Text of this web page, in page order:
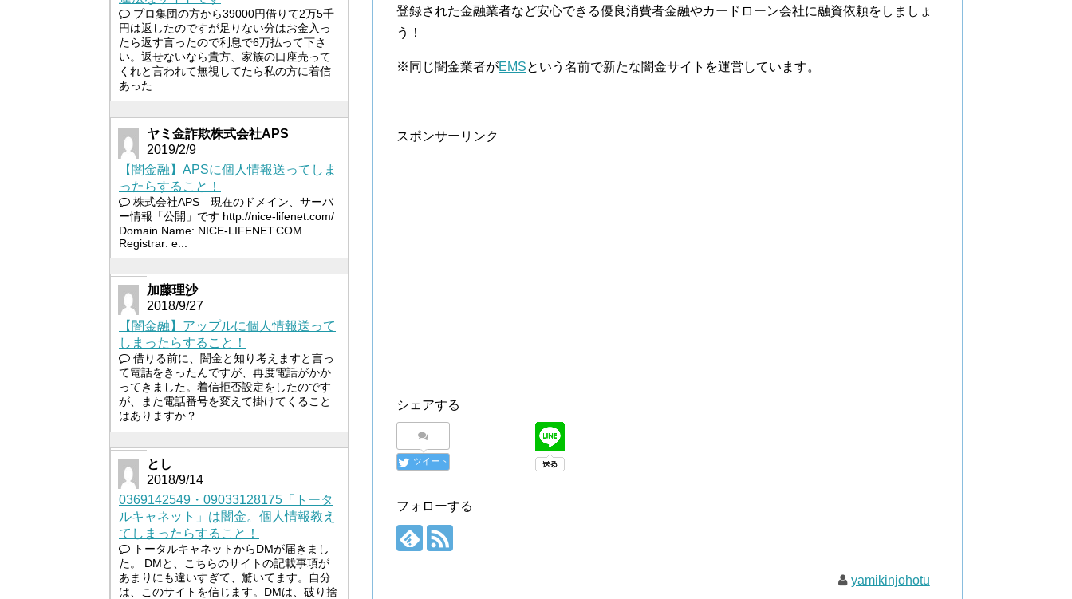
登録された金融業者など安心できる優良消費者金融やカードローン会社に融資依頼をしましょ
う！
※同じ闇金業者がEMSという名前で新たな闇金サイトを運営しています。
スポンサーリンク
シェアする
ツイート
フォローする
yamikinjohotu
プロ集団の方から39000円借りて2万5千
円は返したのですが足りない分はお金入っ
たら返す言ったので利息で6万払って下さ
い。返せないなら貴方、家族の口座売って
くれと言われて無視してたら私の方に着信
あった...
ヤミ金詐欺株式会社APS
2019/2/9
【闇金融】APSに個人情報送ってしま
ったらすること！
株式会社APS 現在のドメイン、サーバ
ー情報「公開」です http://nice-lifenet.com/
Domain Name: NICE-LIFENET.COM
Registrar: e...
加藤理沙
2018/9/27
【闇金融】アップルに個人情報送って
しまったらすること！
借りる前に、闇金と知り考えますと言っ
て電話をきったんですが、再度電話がかか
ってきました。着信拒否設定をしたのです
が、また電話番号を変えて掛けてくること
はありますか？
とし
2018/9/14
0369142549・09033128175「トータ
ルキャネット」は闇金。個人情報教え
てしまったらすること！
トータルキャネットからDMが届きまし
た。 DMと、こちらのサイトの記載事項が
あまりにも違いすぎて、驚いてます。自分
は、このサイトを信じます。DMは、破り捨